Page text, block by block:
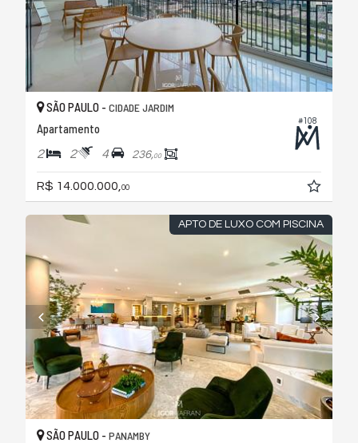
#108
SÃO PAULO - CIDADE JARDIM
Apartamento
2 2 4 236,00
R$ 14.000.000,00
APTO DE LUXO COM PISCINA
SÃO PAULO - PANAMBY